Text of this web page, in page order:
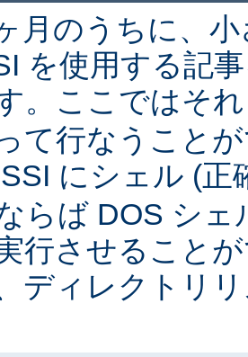
月のうちに、
を使用する記
。ここではそ
て行なうこと
にシェル (
らば DOS シェ
行させること
ディレクトリ